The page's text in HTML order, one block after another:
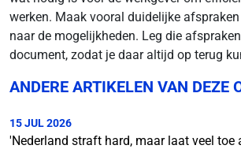
werken. Maak vooral duidelijke
naar de mogelijkheden. Leg die
document, zodat je daar altijd op terug
ANDERE ARTIKELEN VAN DEZE
15 JUL 2026
'Nederland straft hard, maar laat veel toe